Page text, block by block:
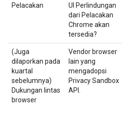
Pelacakan
UI Perlindungan
dari Pelacakan
Chrome akan
tersedia?
(Juga
dilaporkan pada
kuartal
sebelumnya)
Dukungan lintas
browser
Vendor browser
lain yang
mengadopsi
Privacy Sandbox
API.